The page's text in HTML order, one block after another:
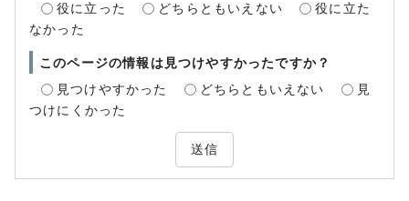
役に立った
どちらともいえない
役に立た
なかった
このページの情報は見つけやすかったですか？
見つけやすかった
どちらともいえない
見
つけにくかった
送信